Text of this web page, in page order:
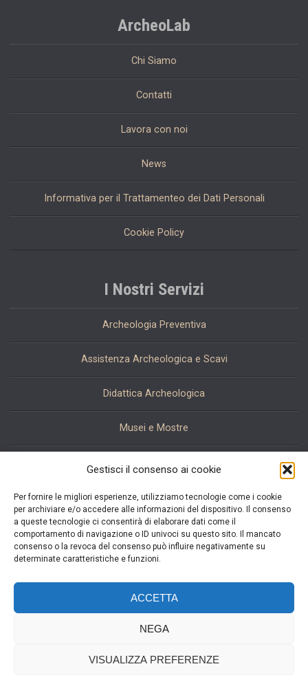
Gestisci il consenso ai cookie
Per fornire le migliori esperienze, utilizziamo tecnologie come i cookie
per archiviare e/o accedere alle informazioni del dispositivo. Il consenso
a queste tecnologie ci consentirà di elaborare dati come il
comportamento di navigazione o ID univoci su questo sito. Il mancato
consenso o la revoca del consenso può influire negativamente su
determinate caratteristiche e funzioni.
ACCETTA
NEGA
VISUALIZZA PREFERENZE
ArcheoLab
Chi Siamo
Contatti
Lavora con noi
News
Informativa per il Trattamenteo dei Dati Personali
Cookie Policy
I Nostri Servizi
Archeologia Preventiva
Assistenza Archeologica e Scavi
Didattica Archeologica
Musei e Mostre
Resta aggiornato:
iscriviti alla nostra newsletter.
Email
acconsento al trattamento dei miei dati personali.